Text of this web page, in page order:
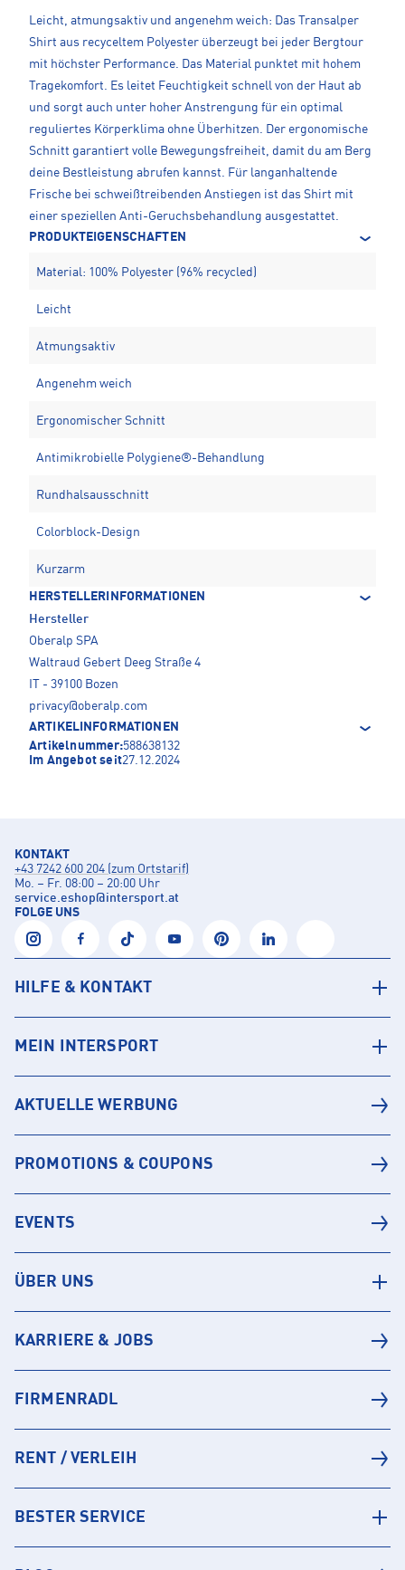
Leicht, atmungsaktiv und angenehm weich: Das Transalper
Shirt aus recyceltem Polyester überzeugt bei jeder Bergtour
mit höchster Performance. Das Material punktet mit hohem
Tragekomfort. Es leitet Feuchtigkeit schnell von der Haut ab
und sorgt auch unter hoher Anstrengung für ein optimal
reguliertes Körperklima ohne Überhitzen. Der ergonomische
Schnitt garantiert volle Bewegungsfreiheit, damit du am Berg
deine Bestleistung abrufen kannst. Für langanhaltende
Frische bei schweißtreibenden Anstiegen ist das Shirt mit
einer speziellen Anti-Geruchsbehandlung ausgestattet.
PRODUKTEIGENSCHAFTEN
Material: 100% Polyester (96% recycled)
Leicht
Atmungsaktiv
Angenehm weich
Ergonomischer Schnitt
Antimikrobielle Polygiene®-Behandlung
Rundhalsausschnitt
Colorblock-Design
Kurzarm
HERSTELLERINFORMATIONEN
Hersteller
Oberalp SPA
Waltraud Gebert Deeg Straße 4
IT - 39100 Bozen
privacy@oberalp.com
ARTIKELINFORMATIONEN
Artikelnummer:588638132
Im Angebot seit27.12.2024
KONTAKT
+43 7242 600 204 (zum Ortstarif)
Mo. – Fr. 08:00 – 20:00 Uhr
service.eshop@intersport.at
FOLGE UNS
HILFE & KONTAKT
MEIN INTERSPORT
AKTUELLE WERBUNG
PROMOTIONS & COUPONS
EVENTS
ÜBER UNS
KARRIERE & JOBS
FIRMENRADL
RENT / VERLEIH
BESTER SERVICE